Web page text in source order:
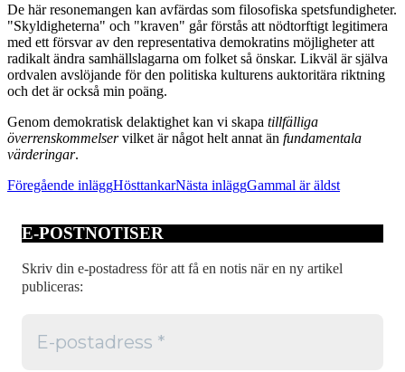
De här resonemangen kan avfärdas som filosofiska spetsfundigheter.
"Skyldigheterna" och "kraven" går förstås att nödtorftigt legitimera
med ett försvar av den representativa demokratins möjligheter att
radikalt ändra samhällslagarna om folket så önskar. Likväl är själva
ordvalen avslöjande för den politiska kulturens auktoritära riktning
och det är också min poäng.
Genom demokratisk delaktighet kan vi skapa tillfälliga
överrenskommelservilket är något helt annat än fundamentala
värderingar.
Inläggsnavigering
Föregående inläggHösttankarNästa inläggGammal är äldst
E-POSTNOTISER
Skriv din e-postadress för att få en notis när en ny artikel
publiceras: